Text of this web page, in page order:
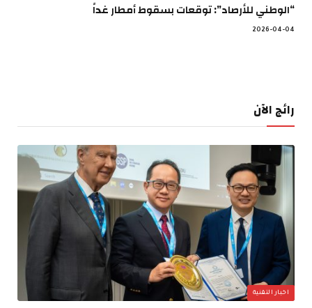
“الوطني للأرصاد”: توقعات بسقوط أمطار غداً
2026-04-04
رائج الآن
اخبار التقنية